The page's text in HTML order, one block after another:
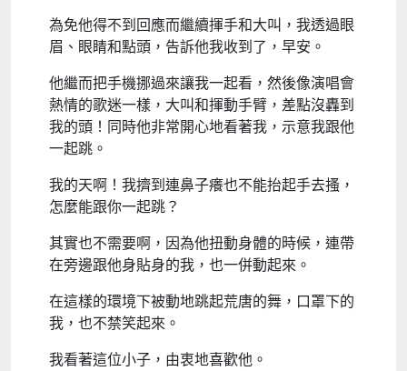
為免他得不到回應而繼續揮手和大叫，我透過眼
眉、眼睛和點頭，告訴他我收到了，早安。
他繼而把手機挪過來讓我一起看，然後像演唱會
熱情的歌迷一樣，大叫和揮動手臂，差點沒轟到
我的頭！同時他非常開心地看著我，示意我跟他
一起跳。
我的天啊！我擠到連鼻子癢也不能抬起手去搔，
怎麼能跟你一起跳？
其實也不需要啊，因為他扭動身體的時候，連帶
在旁邊跟他身貼身的我，也一併動起來。
在這樣的環境下被動地跳起荒唐的舞，口罩下的
我，也不禁笑起來。
我看著這位小子，由衷地喜歡他。